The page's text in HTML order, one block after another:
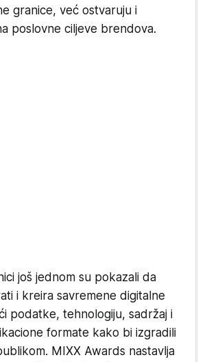
granice, već ostvaruju i
poslovne ciljeve brendova.
još jednom su pokazali da
i kreira savremene digitalne
podatke, tehnologiju, sadržaj i
formate kako bi izgradili
MIXX Awards nastavlja